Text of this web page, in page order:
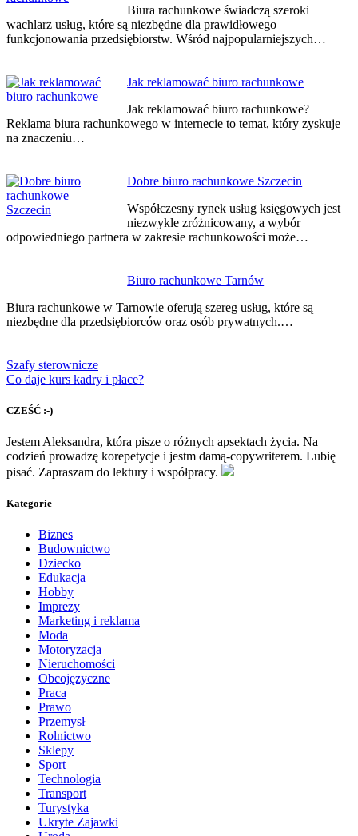
Biura rachunkowe świadczą szeroki
wachlarz usług, które są niezbędne dla prawidłowego
funkcjonowania przedsiębiorstw. Wśród najpopularniejszych…
Jak reklamować biuro rachunkowe
Jak reklamować biuro rachunkowe?
Reklama biura rachunkowego w internecie to temat, który zyskuje
na znaczeniu…
Dobre biuro rachunkowe Szczecin
Współczesny rynek usług księgowych jest
niezwykle zróżnicowany, a wybór
odpowiedniego partnera w zakresie rachunkowości może…
Biuro rachunkowe Tarnów
Biura rachunkowe w Tarnowie oferują szereg usług, które są
niezbędne dla przedsiębiorców oraz osób prywatnych.…
Szafy sterownicze
Co daje kurs kadry i płace?
CZEŚĆ :-)
Jestem Aleksandra, która pisze o różnych apsektach życia. Na
codzień prowadzę korepetycje i jestm damą-copywriterem. Lubię
pisać. Zapraszam do lektury i współpracy.
Kategorie
Biznes
Budownictwo
Dziecko
Edukacja
Hobby
Imprezy
Marketing i reklama
Moda
Motoryzacja
Nieruchomości
Obcojęzyczne
Praca
Prawo
Przemysł
Rolnictwo
Sklepy
Sport
Technologia
Transport
Turystyka
Ukryte Zajawki